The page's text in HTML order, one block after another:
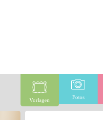
Vorlagen Fotos